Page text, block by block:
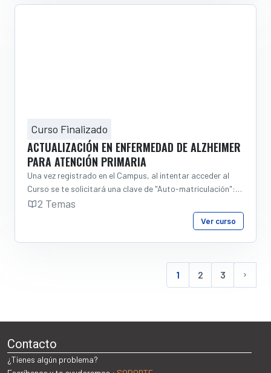
Curso Finalizado
ACTUALIZACIÓN EN ENFERMEDAD DE ALZHEIMER
PARA ATENCIÓN PRIMARIA
Una vez registrado en el Campus, al intentar acceder al
Curso se te solicitará una clave de "Auto-matriculación":
Alzh-19@
2 Temas
Ver curso
1(current)
2 3
Contacto
¿Tienes algún problema?